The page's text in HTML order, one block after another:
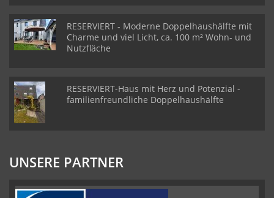
RESERVIERT - Moderne Doppelhaushälfte mit
Charme und viel Licht, ca. 100 m² Wohn- und
Nutzfläche
RESERVIERT-Haus mit Herz und Potenzial -
familienfreundliche Doppelhaushälfte
UNSERE PARTNER